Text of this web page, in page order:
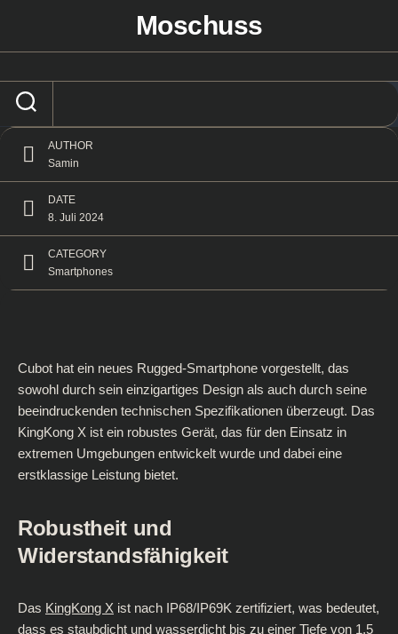
Moschuss
Cubot KingKong X: Das ultimative Rugged-
AUTHOR
Samin
DATE
8. Juli 2024
CATEGORY
Smartphones
Cubot hat ein neues Rugged-Smartphone vorgestellt, das
sowohl durch sein einzigartiges Design als auch durch seine
beeindruckenden technischen Spezifikationen überzeugt. Das
KingKong X ist ein robustes Gerät, das für den Einsatz in
extremen Umgebungen entwickelt wurde und dabei eine
erstklassige Leistung bietet.
Robustheit und
Widerstandsfähigkeit
Das KingKong X ist nach IP68/IP69K zertifiziert, was bedeutet,
dass es staubdicht und wasserdicht bis zu einer Tiefe von 1,5